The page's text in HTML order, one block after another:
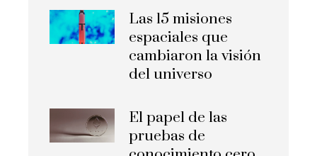
Las 15 misiones
espaciales que
cambiaron la visión
del universo
El papel de las
pruebas de